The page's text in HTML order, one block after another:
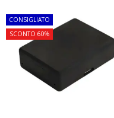
CONSIGLIATO
SCONTO 60%